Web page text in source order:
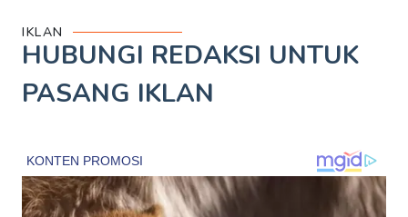
IKLAN
HUBUNGI REDAKSI UNTUK
PASANG IKLAN